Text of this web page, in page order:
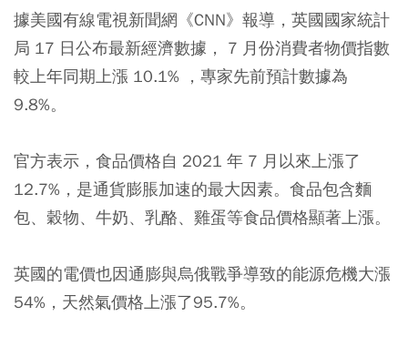
據美國有線電視新聞網《CNN》報導，英國國家統計
局 17 日公布最新經濟數據， 7 月份消費者物價指數
較上年同期上漲 10.1% ，專家先前預計數據為
9.8%。
官方表示，食品價格自 2021 年 7 月以來上漲了
12.7%，是通貨膨脹加速的最大因素。食品包含麵
包、穀物、牛奶、乳酪、雞蛋等食品價格顯著上漲。
英國的電價也因通膨與烏俄戰爭導致的能源危機大漲
54%，天然氣價格上漲了95.7%。